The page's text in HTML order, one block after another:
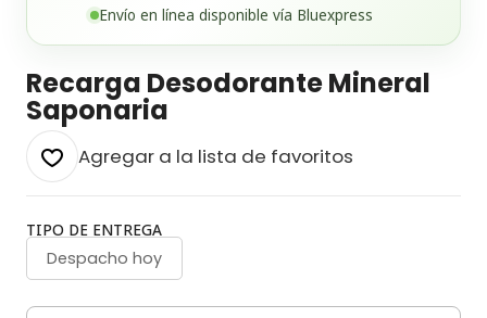
Envío en línea disponible vía Bluexpress
Recarga Desodorante Mineral
Saponaria
Agregar a la lista de favoritos
TIPO DE ENTREGA
Despacho hoy